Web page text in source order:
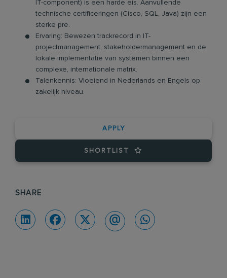
IT-component) is een harde eis. Aanvullende
technische certificeringen (Cisco, SQL, Java) zijn een
sterke pre.
Ervaring: Bewezen trackrecord in IT-
projectmanagement, stakeholdermanagement en de
lokale implementatie van systemen binnen een
complexe, internationale matrix.
Talenkennis: Vloeiend in Nederlands en Engels op
zakelijk niveau.
APPLY
SHORTLIST
SHARE